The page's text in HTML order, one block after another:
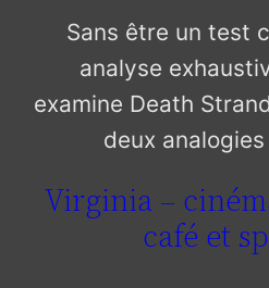
Sans être un test
analyse
examine Death
deux
Virginia –
café et